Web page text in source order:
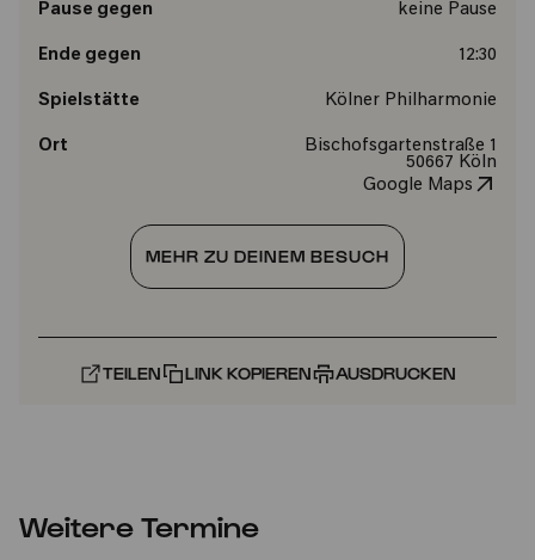
Pause gegen keine Pause
Ende gegen 12:30
Spielstätte Kölner Philharmonie
Ort
Bischofsgartenstraße 1
50667 Köln
Google Maps
MEHR ZU DEINEM BESUCH
TEILEN LINK KOPIEREN AUSDRUCKEN
Weitere Termine